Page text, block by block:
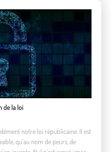
de la loi
notre loi républicaine. Il est
qu’au nom de peurs, de